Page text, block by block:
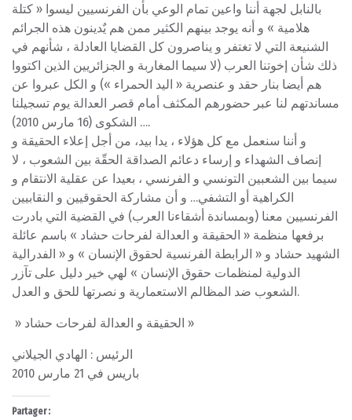
بالنابل لجهة أننا واعين تمام الوعي بأن الفرنسيين ليسوا « كتلة
هلامية » و أنه يوجد بينهم الكثير ممن هم يٌدينون هذه الجرائم
الشنيعة التي لا تغتفر و يناصرون كل القضايا العادلة ، شأنهم في
ذلك شأن إخوتنا العرب (لا سيما المغاربة و الجزائريين الذين اكتووا
هم أيضا بنار حقد و عنصرية « اليد الحمراء ») و الكل عبروا عن
مساندتهم لنا عبر حضورهم المكثف أمام قصر العدالة يوم تسجيلنا
الشكوى (16 مارس 2010) ….
و أننا سنعمل مع كل هؤلاء ، يدا بيد، من أجل إعلاء الحقيقة و
إنصاف الشهداء و إرساء دعائم الصداقة الحقّة بين الشعوب ، لا
سيما بين الشعبين التونسي و الفرنسي ، بعيدا عن عقلية الانتقام و
الكراهية أو التشفي… و أن مشاركة الحقوقيين و النقابيين
الفرنسيين معنا (وبمساندة أشقاءنا العرب) في القضية التي بادرت
برفعها منظمة « الحقيقة و العدالة لفرحات حشاد » باسم عائلة
الشهيد حشاد و « الرابطة الفرنسية لحقوق الإنسان » و « الفدرالية
الدولية لمنظمات حقوق الإنسان » لهي خير دليل على تآزر
الشعوب ضد المظالم الاستعمارية و نصرتها للحق و العدل.
» الحقيقة و العدالة لفرحات حشاد »
الرئيس : الهادي الجيلاني
باريس في 21 مارس 2010
Partager :